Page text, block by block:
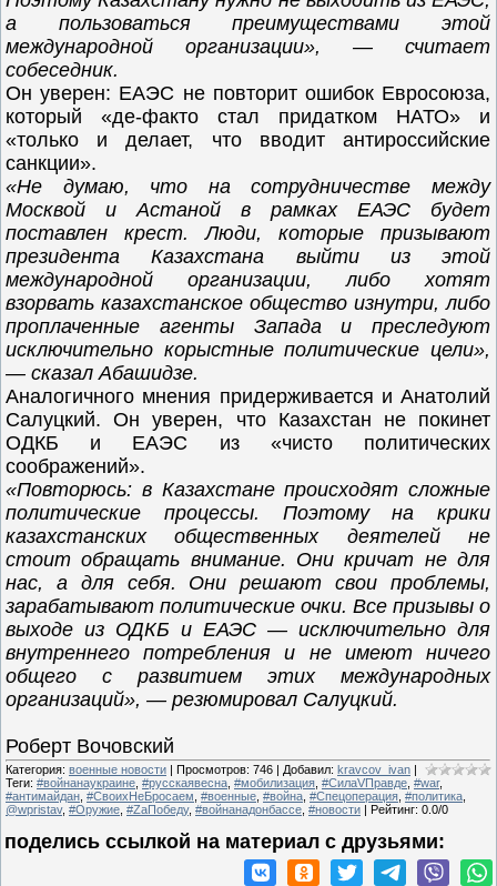
а пользоваться преимуществами этой
международной организации», — считает
собеседник.
Он уверен: ЕАЭС не повторит ошибок Евросоюза,
который «де-факто стал придатком НАТО» и
«только и делает, что вводит антироссийские
санкции».
«Не думаю, что на сотрудничестве между
Москвой и Астаной в рамках ЕАЭС будет
поставлен крест. Люди, которые призывают
президента Казахстана выйти из этой
международной организации, либо хотят
взорвать казахстанское общество изнутри, либо
проплаченные агенты Запада и преследуют
исключительно корыстные политические цели»,
— сказал Абашидзе.
Аналогичного мнения придерживается и Анатолий
Салуцкий. Он уверен, что Казахстан не покинет
ОДКБ и ЕАЭС из «чисто политических
соображений».
«Повторюсь: в Казахстане происходят сложные
политические процессы. Поэтому на крики
казахстанских общественных деятелей не
стоит обращать внимание. Они кричат не для
нас, а для себя. Они решают свои проблемы,
зарабатывают политические очки. Все призывы о
выходе из ОДКБ и ЕАЭС — исключительно для
внутреннего потребления и не имеют ничего
общего с развитием этих международных
организаций», — резюмировал Салуцкий.
Роберт Вочовский
Категория: военные новости | Просмотров: 746 | Добавил: kravcov_ivan |
Теги: #войнанаукраине #русскаявесна #мобилизация #СилаVПравде #war,
#антимайдан #СвоихНеБросаем #военные #война #Спецоперация #политика
@wpristav, #Оружие #ZаПобеду, #войнанадонбассе #новости | Рейтинг: 0.0/0
поделись ссылкой на материал c друзьями: